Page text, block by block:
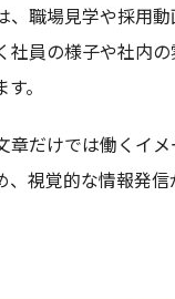
、職場見学や採用
社員の様子や社内
。
章だけでは働くイ
、視覚的な情報発